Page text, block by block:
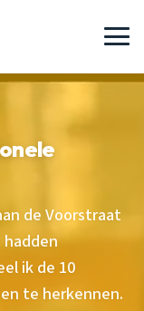
de Voorstraat
hadden
ik de 10
te herkennen.